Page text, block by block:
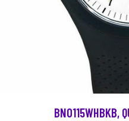
BN0115WHBKB,